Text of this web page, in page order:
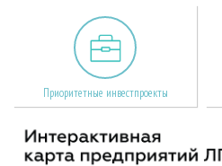
Приоритетные инвестпроекты